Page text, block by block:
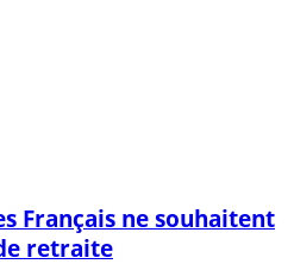
Français ne souhaitent
retraite